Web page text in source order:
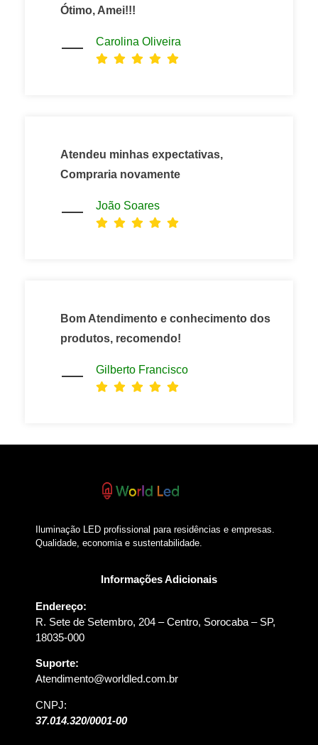
Ótimo, Amei!!!
Carolina Oliveira
Atendeu minhas expectativas,
Compraria novamente
João Soares
Bom Atendimento e conhecimento dos
produtos, recomendo!
Gilberto Francisco
Iluminação LED profissional para residências e empresas.
Qualidade, economia e sustentabilidade.
Informações Adicionais
Endereço:
R. Sete de Setembro, 204 – Centro, Sorocaba – SP,
18035-000
Suporte:
Atendimento@worldled.com.br
CNPJ:
37.014.320/0001-00